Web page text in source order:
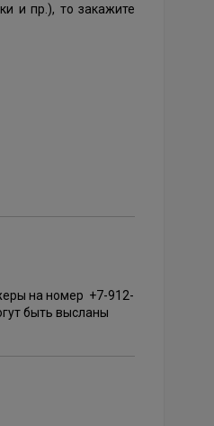
и пр.), то закажите
на номер +7-912-
быть высланы